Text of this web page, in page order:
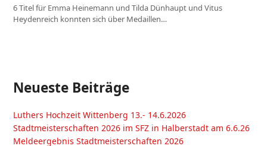
6 Titel für Emma Heinemann und Tilda Dünhaupt und Vitus
Heydenreich konnten sich über Medaillen…
Neueste Beiträge
Luthers Hochzeit Wittenberg 13.- 14.6.2026
Stadtmeisterschaften 2026 im SFZ in Halberstadt am 6.6.26
Meldeergebnis Stadtmeisterschaften 2026